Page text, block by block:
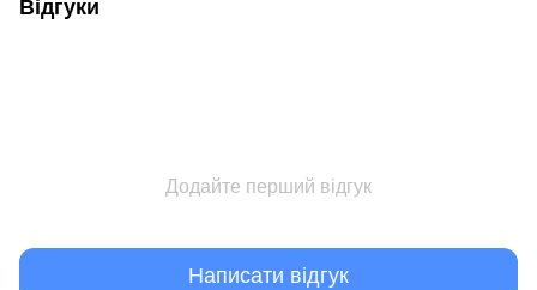
Відгуки
Додайте перший відгук
Написати відгук